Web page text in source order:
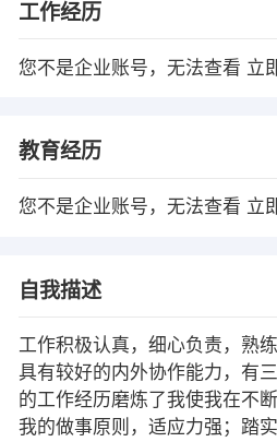
工作经历
您不是企业账号，无法查看 立
教育经历
您不是企业账号，无法查看 立
自我描述
工作积极认真，细心负责，熟
具有较好的内外协作能力，有
的工作经历磨炼了我使我在不
我的做事原则，适应力强；踏